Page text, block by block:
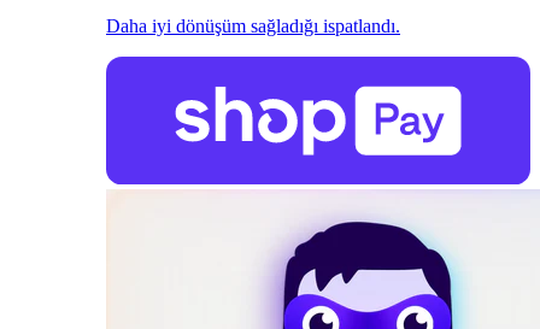
Daha iyi dönüşüm sağladığı ispatlandı.